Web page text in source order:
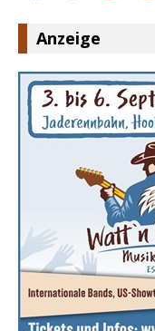
Anzeige